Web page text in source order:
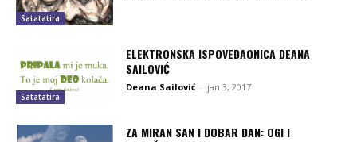
Satatatira
Satatatira
ELEKTRONSKA ISPOVEDAONICA DEANA
SAILOVIĆ
Deana Sailović - jan 3, 2017
ZA MIRAN SAN I DOBAR DAN: OGI I